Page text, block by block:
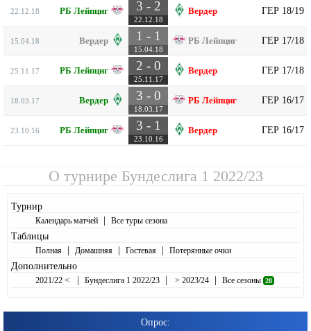
22.12.18 РБ Лейпциг 3 - 2
22.12.18
Вердер ГЕР 18/19
15.04.18 Вердер 1 - 1
15.04.18
РБ Лейпциг ГЕР 17/18
25.11.17 РБ Лейпциг 2 - 0
25.11.17
Вердер ГЕР 17/18
18.03.17 Вердер 3 - 0
18.03.17
РБ Лейпциг ГЕР 16/17
23.10.16 РБ Лейпциг 3 - 1
23.10.16
Вердер ГЕР 16/17
О турнире Бундеслига 1 2022/23
Турнир
Календарь матчей | Все туры сезона
Таблицы
Полная | Домашняя | Гостевая | Потерянные очки
Дополнительно
2021/22 < | Бундеслига 1 2022/23 | > 2023/24 | Все сезоны 28
Опрос: